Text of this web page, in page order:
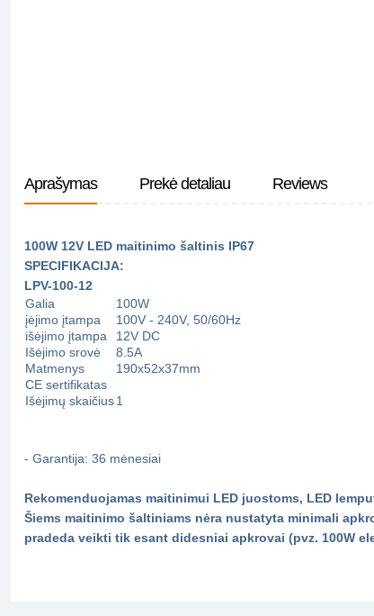
Aprašymas Prekė detaliau Reviews
100W 12V LED maitinimo šaltinis IP67
SPECIFIKACIJA:
LPV-100-12
Matmenys
190x52x37mm
CE sertifikatas
Išėjimų skaičius1
Galia
100W
įėjimo įtampa
100V - 240V, 50/60Hz
išėjimo įtampa
12V DC
Išėjimo srovė
8.5A
- Garantija: 36 mėnesiai
Rekomenduojamas maitinimui LED juostoms, LED
Šiems maitinimo šaltiniams nėra nustatyta minimali
pradeda veikti tik esant didesniai apkrovai (pvz. 100W